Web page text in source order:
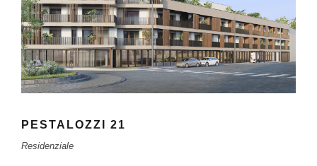
PESTALOZZI 21
Residenziale